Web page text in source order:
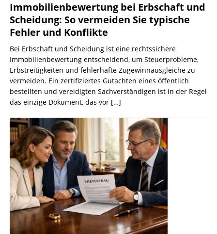
Immobilienbewertung bei Erbschaft und
Scheidung: So vermeiden Sie typische
Fehler und Konflikte
Bei Erbschaft und Scheidung ist eine rechtssichere
Immobilienbewertung entscheidend, um Steuerprobleme,
Erbstreitigkeiten und fehlerhafte Zugewinnausgleiche zu
vermeiden. Ein zertifiziertes Gutachten eines öffentlich
bestellten und vereidigten Sachverständigen ist in der Regel
das einzige Dokument, das vor […]